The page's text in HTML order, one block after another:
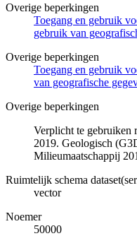
Overige beperkingen
Toegang en gebruik
gebruik van
Overige beperkingen
Toegang en gebruik
van geografische
Overige beperkingen
Verplicht te
2019. Geologisch
Milieumaatschappij
Ruimtelijk schema
vector
Noemer
50000